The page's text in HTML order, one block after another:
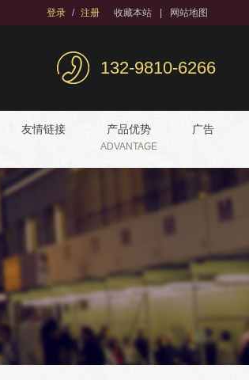
登录 / 注册 收藏本站 网站地图
132-9810-6266
友情链接 产品优势
ADVANTAGE
广告